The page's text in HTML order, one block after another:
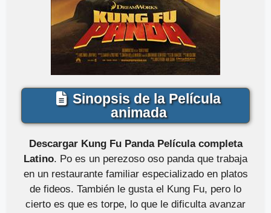
Sinopsis de la Película
animada
Descargar Kung Fu Panda Película completa
Latino. Po es un perezoso oso panda que trabaja
en un restaurante familiar especializado en platos
de fideos. También le gusta el Kung Fu, pero lo
cierto es que es torpe, lo que le dificulta avanzar